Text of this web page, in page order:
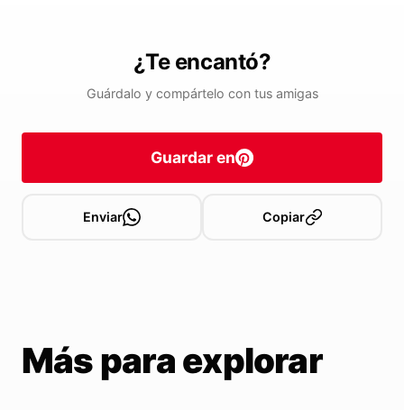
¿Te encantó?
Guárdalo y compártelo con tus amigas
Guardar en
Enviar Copiar
Más para explorar